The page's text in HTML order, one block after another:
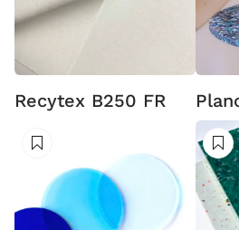
Recytex B250 FR
Suivre